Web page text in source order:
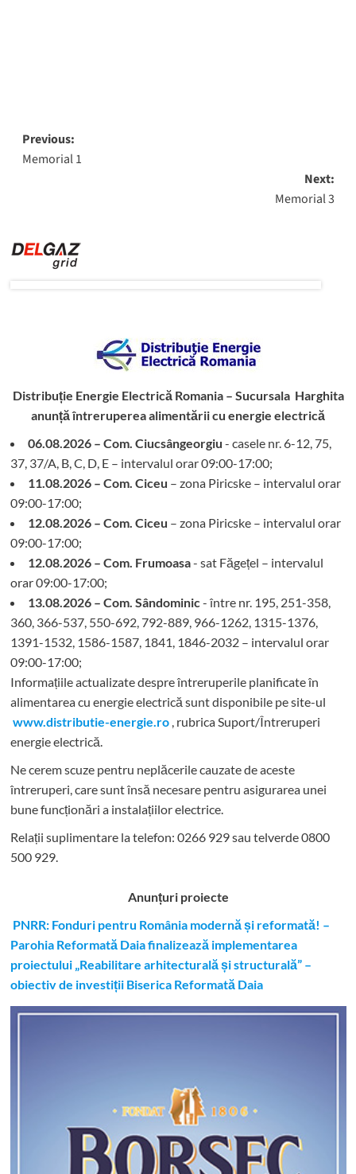
Post
navigation
Previous:
Memorial 1
Next:
Memorial 3
Distribuție Energie Electrică Romania – Sucursala Harghita
anunță întreruperea alimentării cu energie electrică
06.08.2026 – Com. Ciucsângeorgiu - casele nr. 6-12, 75,
37, 37/A, B, C, D, E – intervalul orar 09:00-17:00;
11.08.2026 – Com. Ciceu – zona Piricske – intervalul orar
09:00-17:00;
12.08.2026 – Com. Ciceu – zona Piricske – intervalul orar
09:00-17:00;
12.08.2026 – Com. Frumoasa- sat Făgețel – intervalul
orar 09:00-17:00;
13.08.2026 – Com. Sândominic - între nr. 195, 251-358,
360, 366-537, 550-692, 792-889, 966-1262, 1315-1376,
1391-1532, 1586-1587, 1841, 1846-2032 – intervalul orar
09:00-17:00;
Informațiile actualizate despre întreruperile planificate în
alimentarea cu energie electrică sunt disponibile pe site-ul
www.distributie-energie.ro , rubrica Suport/Întreruperi
energie electrică.
Ne cerem scuze pentru neplăcerile cauzate de aceste
întreruperi, care sunt însă necesare pentru asigurarea unei
bune funcționări a instalațiilor electrice.
Relații suplimentare la telefon: 0266 929 sau telverde 0800
500 929.
Anunțuri proiecte
PNRR: Fonduri pentru România modernă și reformată! –
Parohia Reformată Daia finalizează implementarea
proiectului „Reabilitare arhitecturală și structurală” –
obiectiv de investiții Biserica Reformată Daia